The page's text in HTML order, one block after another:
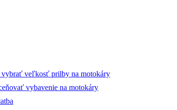
vybrať veľkosť prilby na motokáry
vybavenie na motokáry